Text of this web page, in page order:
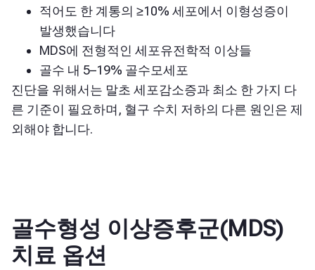
적어도 한 계통의 ≥10% 세포에서 이형성증이
발생했습니다
MDS에 전형적인 세포유전학적 이상들
골수 내 5–19% 골수모세포
진단을 위해서는 말초 세포감소증과 최소 한 가지 다
른 기준이 필요하며, 혈구 수치 저하의 다른 원인은 제
외해야 합니다.
골수형성 이상증후군(MDS)
치료 옵션